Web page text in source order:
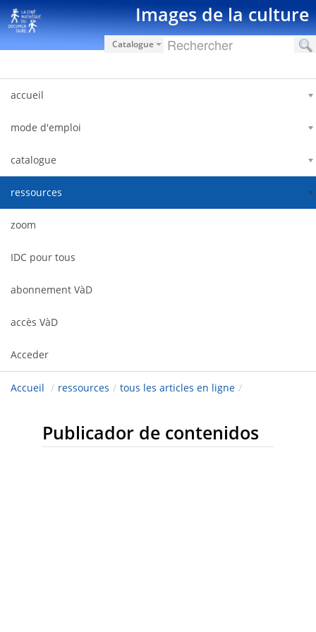
Saltar al contenido Images de la culture
Catalogue
accueil
mode d'emploi
catalogue
ressources
zoom
IDC pour tous
abonnement VàD
accès VàD
Acceder
Accueil / ressources / tous les articles en ligne /
Publicador de contenidos